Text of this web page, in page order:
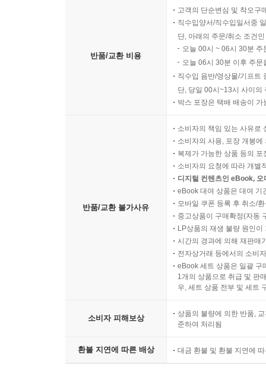
반품/교환 비용
고객의 단순변심 및 착오구
직수입양서/직수입일서중
단, 아래의 주문/취소 조건
오늘 00시 ~ 06시 30분
오늘 06시 30분 이후 주
직수입 음반/영상물/기프트
단, 당일 00시~13시 사이의
박스 포장은 택배 배송이
반품/교환 불가사유
소비자의 책임 있는 사유로
소비자의 사용, 포장 개봉
복제가 가능한 상품 등의
소비자의 요청에 따라 개별
디지털 컨텐츠인 eBook,
eBook 대여 상품은 대여 기
모바일 쿠폰 등록 후 취소/
중고상품이 구매확정(자동
LP상품의 재생 불량 원인
시간의 경과에 의해 재판매
전자상거래 등에서의 소비
eBook 세트 상품은 일괄 구
1개의 상품으로 취급 및 판
우, 세트 상품 전부 및 세트
소비자 피해보상
상품의 불량에 의한 반품,
준하여 처리됨
환불 지연에 따른 배상 대금 환불 및 환불 지연에